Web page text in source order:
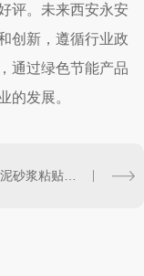
评。未来西安永安
创新，遵循行业政
通过绿色节能产品
的发展。